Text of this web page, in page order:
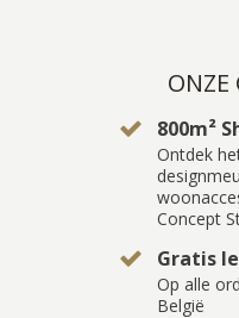
ONZE
800m²
Ontdek
Concept
Gratis
Op alle
België